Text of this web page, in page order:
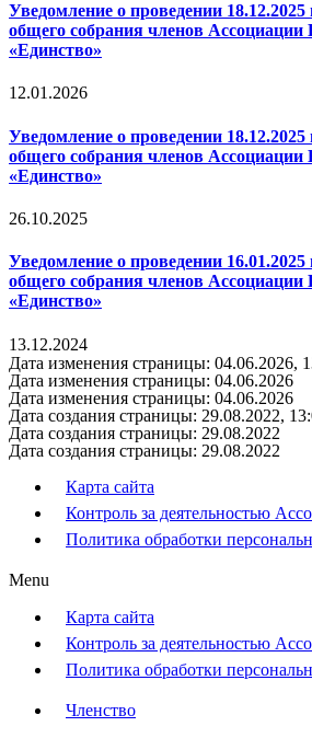
Уведомление о проведении
общего собрания членов
«Единство»
12.01.2026
Уведомление о проведении
общего собрания членов
«Единство»
26.10.2025
Уведомление о проведении
общего собрания членов
«Единство»
13.12.2024
Дата изменения страницы: 04.06.2026,
Дата изменения страницы: 04.06.2026
Дата изменения страницы: 04.06.2026
Дата создания страницы: 29.08.2022,
Дата создания страницы: 29.08.2022
Дата создания страницы: 29.08.2022
Карта сайта
Контроль за деятельностью
Политика обработки
Menu
Карта сайта
Контроль за деятельностью
Политика обработки
Членство